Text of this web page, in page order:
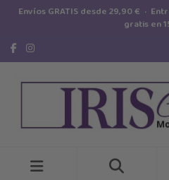
Envíos GRATIS desde 29,90 € ·
gratis en